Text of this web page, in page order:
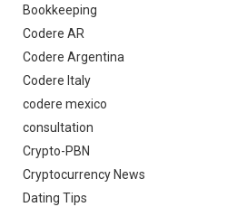
Bookkeeping
Codere AR
Codere Argentina
Codere Italy
codere mexico
consultation
Crypto-PBN
Cryptocurrency News
Dating Tips